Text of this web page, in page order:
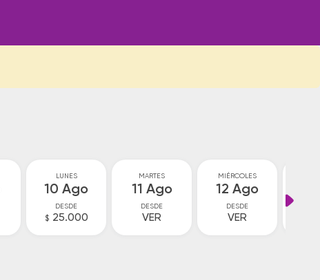
LUNES
10 Ago
DESDE
$ 25.000
MARTES
11 Ago
DESDE
VER
MIÉRCOLES
12 Ago
DESDE
VER